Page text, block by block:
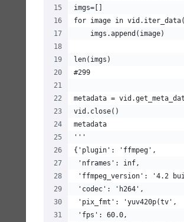
imgs=[]
for image in
    imgs.append(image)
len(imgs)
#299
metadata =
vid.close()
metadata
'''
{'plugin': 'ffmpeg',
'nframes': inf,
'ffmpeg_version': '4.2
'codec': 'h264',
'pix_fmt': 'yuv420p(tv',
'fps': 60.0,